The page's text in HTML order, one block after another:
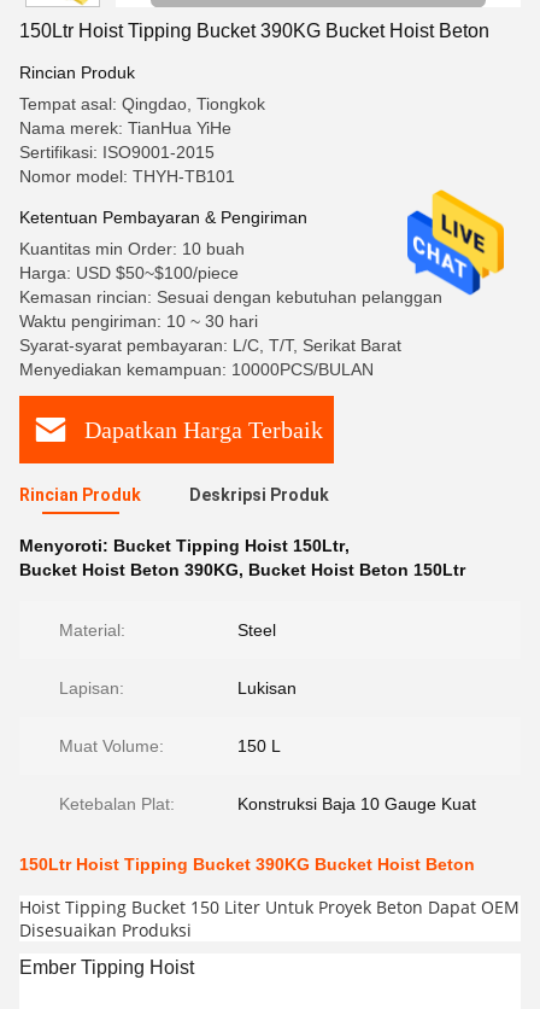
150Ltr Hoist Tipping Bucket 390KG Bucket Hoist Beton
Rincian Produk
Tempat asal: Qingdao, Tiongkok
Nama merek: TianHua YiHe
Sertifikasi: ISO9001-2015
Nomor model: THYH-TB101
Ketentuan Pembayaran & Pengiriman
Kuantitas min Order: 10 buah
Harga: USD $50~$100/piece
Kemasan rincian: Sesuai dengan kebutuhan pelanggan
Waktu pengiriman: 10 ~ 30 hari
Syarat-syarat pembayaran: L/C, T/T, Serikat Barat
Menyediakan kemampuan: 10000PCS/BULAN
Dapatkan Harga Terbaik
Rincian Produk Deskripsi Produk
Menyoroti: Bucket Tipping Hoist 150Ltr,
Bucket Hoist Beton 390KG, Bucket Hoist Beton 150Ltr
Material: Steel
Lapisan: Lukisan
Muat Volume: 150 L
Ketebalan Plat: Konstruksi Baja 10 Gauge Kuat
150Ltr Hoist Tipping Bucket 390KG Bucket Hoist Beton
Hoist Tipping Bucket 150 Liter Untuk Proyek Beton Dapat OEM
Disesuaikan Produksi
Ember Tipping Hoist